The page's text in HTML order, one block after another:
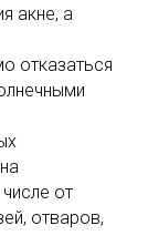
акне, а
отказаться
от
oтвapoв,